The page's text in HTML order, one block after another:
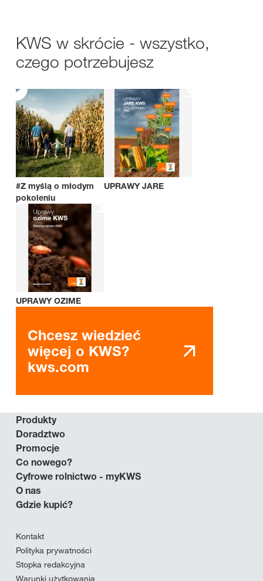
KWS w skrócie - wszystko,
czego potrzebujesz
#Z myślą o młodym
pokoleniu
UPRAWY JARE
UPRAWY OZIME
Chcesz wiedzieć
więcej o KWS?
kws.com
Produkty
Doradztwo
Promocje
Co nowego?
Cyfrowe rolnictwo - myKWS
O nas
Gdzie kupić?
Kontakt
Polityka prywatności
Stopka redakcyjna
Warunki użytkowania